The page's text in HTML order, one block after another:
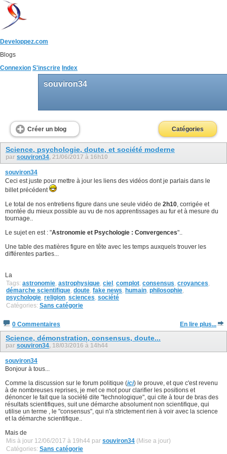
Developpez.com
Blogs
Connexion S'inscrire Index
souviron34
Créer un blog Catégories
Science, psychologie, doute, et société moderne
par souviron34, 21/06/2017 à 16h10
souviron34
Ceci est juste pour mettre à jour les liens des vidéos dont je parlais dans le
billet précédent
Le total de nos entretiens figure dans une seule vidéo de 2h10 , corrigée et
montée du mieux possible au vu de nos apprentissages au fur et à mesure du
tournage..
Le sujet en est : "Astronomie et Psychologie : Convergences"..
Une table des matières figure en tête avec les temps auxquels trouver les
différentes parties...
La
Tags: astronomie, astrophysique, ciel , complot, consensus, croyances,
démarche scientifique, doute, fake news, humain, philosophie,
psychologie, religion, sciences, société
Catégories: Sans catégorie
0 Commentaires En lire plus...
Science, démonstration, consensus, doute...
par souviron34, 18/03/2016 à 14h44
souviron34
Bonjour à tous...
Comme la discussion sur le forum politique (ici) le prouve, et que c'est revenu
à de nombreuses reprises, je met ce mot pour clarifier les positions et
dénoncer le fait que la société dite "technologique", qui cite à tour de bras des
résultats scientifiques, suit une démarche absolument non scientifique, qui
utilise un terme , le "consensus", qui n'a strictement rien à voir avec la science
et la démarche scientifique..
Mais de
Mis à jour 12/06/2017 à 19h44 par souviron34 (Mise a jour)
Catégories: Sans catégorie